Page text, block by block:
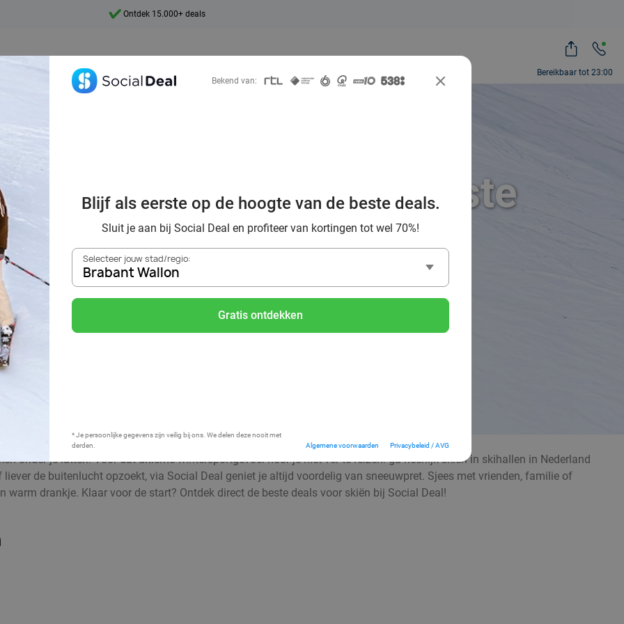
Bereikbaar tot 23:00
Ontdek 15.000+ deals
piste? Ontdek de leukste
en indoor skibanen
Brabant Wallon
Bekend van:
Blijf als eerste op de hoogte van de beste deals.
Sluit je aan bij Social Deal en profiteer van kortingen tot wel 70%!
Selecteer jouw stad/regio:
Brabant Wallon
Gratis ontdekken
* Je persoonlijke gegevens zijn veilig bij ons. We delen deze nooit met
derden.
Algemene voorwaarden Privacybeleid / AVG
onder je latten. Voor dat ultieme wintersportgevoel hoef je niet ver te reizen: ga heerlijk skiën in skihallen in Nederland
de buitenlucht opzoekt, via Social Deal geniet je altijd voordelig van sneeuwpret. Sjees met vrienden, familie of
drankje. Klaar voor de start? Ontdek direct de beste deals voor skiën bij Social Deal!